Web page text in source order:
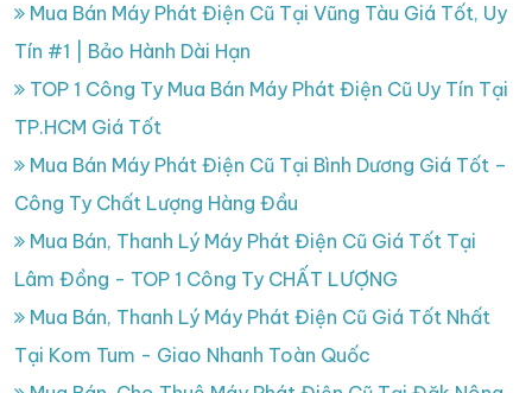
Mua Bán Máy Phát Điện Cũ Tại Vũng Tàu Giá Tốt, Uy
Tín #1 | Bảo Hành Dài Hạn
TOP 1 Công Ty Mua Bán Máy Phát Điện Cũ Uy Tín Tại
TP.HCM Giá Tốt
Mua Bán Máy Phát Điện Cũ Tại Bình Dương Giá Tốt –
Công Ty Chất Lượng Hàng Đầu
Mua Bán, Thanh Lý Máy Phát Điện Cũ Giá Tốt Tại
Lâm Đồng - TOP 1 Công Ty CHẤT LƯỢNG
Mua Bán, Thanh Lý Máy Phát Điện Cũ Giá Tốt Nhất
Tại Kom Tum - Giao Nhanh Toàn Quốc